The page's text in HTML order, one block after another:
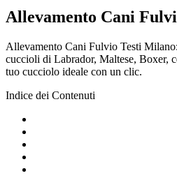
Allevamento Cani
Allevamento Cani Fulvio Testi
cuccioli di Labrador, Maltese, Boxer,
tuo cucciolo ideale con un clic.
Indice dei Contenuti